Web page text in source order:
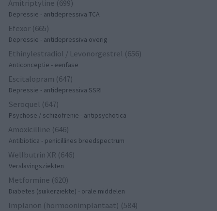
Amitriptyline (699)
Depressie - antidepressiva TCA
Efexor (665)
Depressie - antidepressiva overig
Ethinylestradiol / Levonorgestrel (656)
Anticonceptie - eenfase
Escitalopram (647)
Depressie - antidepressiva SSRI
Seroquel (647)
Psychose / schizofrenie - antipsychotica
Amoxicilline (646)
Antibiotica - penicillines breedspectrum
Wellbutrin XR (646)
Verslavingsziekten
Metformine (620)
Diabetes (suikerziekte) - orale middelen
Implanon (hormoonimplantaat) (584)